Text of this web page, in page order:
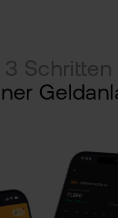
3 Schritten